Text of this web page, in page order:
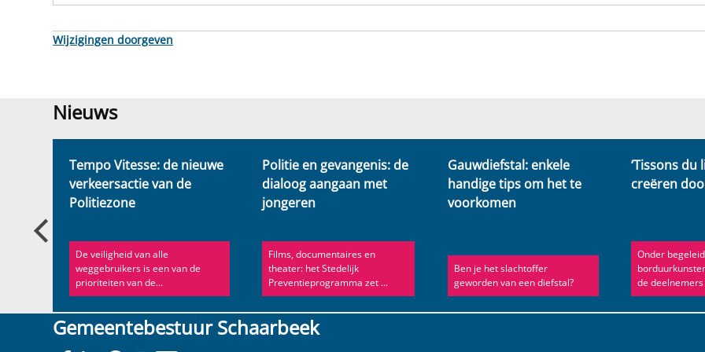
Wijzigingen doorgeven
Nieuws
Nieuws
Tempo Vitesse: de nieuwe
verkeersactie van de
Politiezone
De veiligheid van alle
weggebruikers is een van de
prioriteiten van de...
Politie en gevangenis: de
dialoog aangaan met
jongeren
Films, documentaires en
theater: het Stedelijk
Preventieprogramma zet ...
Gauwdiefstal: enkele
handige tips om het te
voorkomen
Ben je het slachtoffer
geworden van een diefstal?
‘Tissons du
creëren
Onder
de deelnemers
Gemeentebestuur Schaarbeek